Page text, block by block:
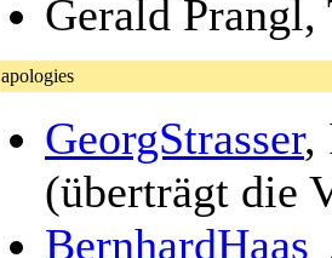
Gerald Prangl,
apologies
GeorgStrasser,
(überträgt die
BernhardHaas